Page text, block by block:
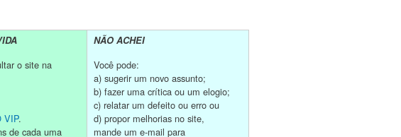
o site na
VIP.
de cada uma
NÃO ACHEI
Você pode:
a) sugerir um novo assunto;
b) fazer uma crítica ou um elogio;
c) relatar um defeito ou erro ou
d) propor melhorias no site,
mande um e-mail para